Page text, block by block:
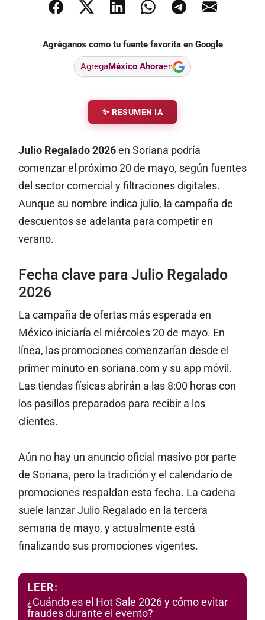
Agréganos como tu fuente favorita en Google
AgregaMéxico Ahoraen
✨ RESUMEN IA
Julio Regalado 2026en Soriana podría
comenzar el próximo 20 de mayo, según fuentes
del sector comercial y filtraciones digitales.
Aunque su nombre indica julio, la campaña de
descuentos se adelanta para competir en
verano.
Fecha clave para Julio Regalado
2026
La campaña de ofertas más esperada en
México iniciaría el miércoles 20 de mayo. En
línea, las promociones comenzarían desde el
primer minuto en soriana.com y su app móvil.
Las tiendas físicas abrirán a las 8:00 horas con
los pasillos preparados para recibir a los
clientes.
Aún no hay un anuncio oficial masivo por parte
de Soriana, pero la tradición y el calendario de
promociones respaldan esta fecha. La cadena
suele lanzar Julio Regalado en la tercera
semana de mayo, y actualmente está
finalizando sus promociones vigentes.
LEER:
¿Cuándo es el Hot Sale 2026 y cómo evitar
fraudes durante el evento?